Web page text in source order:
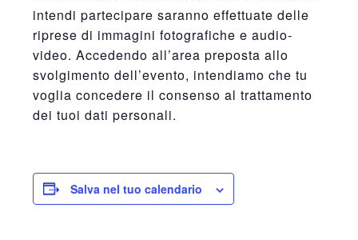
intendi partecipare saranno effettuate delle
riprese di immagini fotografiche e audio-
video. Accedendo all’area preposta allo
svolgimento dell’evento, intendiamo che tu
voglia concedere il consenso al trattamento
dei tuoi dati personali.
Salva nel tuo calendario